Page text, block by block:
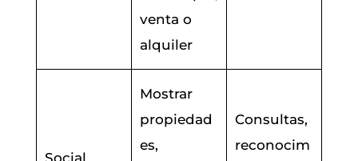
venta o
alquiler
Social
Mostrar
propiedad
es,
Consultas,
reconocim